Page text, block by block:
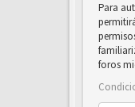
Para
foros